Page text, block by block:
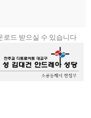
로드 받으실 수 있습니다